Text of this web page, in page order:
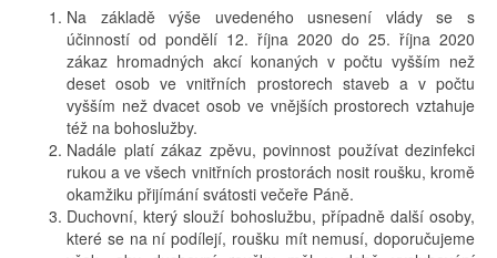
Na základě výše uvedeného usnesení vlády se s
účinností od pondělí 12. října 2020 do 25. října 2020
zákaz hromadných akcí konaných v počtu vyšším než
deset osob ve vnitřních prostorech staveb a v počtu
vyšším než dvacet osob ve vnějších prostorech vztahuje
též na bohoslužby.
Nadále platí zákaz zpěvu, povinnost používat dezinfekci
rukou a ve všech vnitřních prostorách nosit roušku, kromě
okamžiku přijímání svátosti večeře Páně.
Duchovní, který slouží bohoslužbu, případně další osoby,
které se na ní podílejí, roušku mít nemusí, doporučujeme